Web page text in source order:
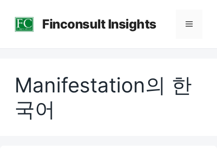
로
Finconsult Insights 메
Manifestation의 한
국어